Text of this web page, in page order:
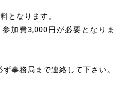
となります。
加費3,000円が必要となりま
事務局まで連絡して下さい。